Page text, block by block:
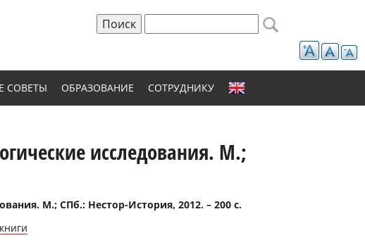
Форма поиска
СОВЕТЫ ОБРАЗОВАНИЕ СОТРУДНИКУ
исследования. М.;
М.; СПб.: Нестор-История, 2012. – 200 с.